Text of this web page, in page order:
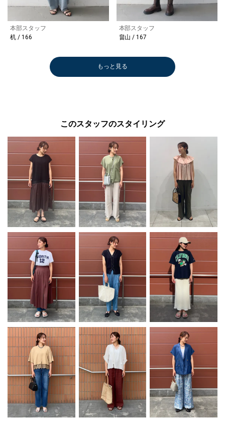
本部スタッフ
机 / 166
本部スタッフ
畠山 / 167
もっと見る
このスタッフのスタイリング